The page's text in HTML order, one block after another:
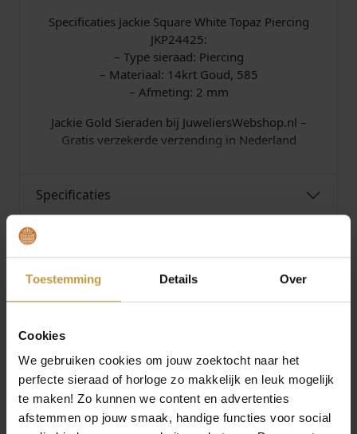
Toestemming Details Over
Cookies
We gebruiken cookies om jouw zoektocht naar het
perfecte sieraad of horloge zo makkelijk en leuk mogelijk
te maken! Zo kunnen we content en advertenties
afstemmen op jouw smaak, handige functies voor social
Specificaties Jackie Square White Topaz Piercing
JKP24425:
– Type sieraad: Piercing
– Materiaal: 14krt Goud, 585
– Afmeting: 2 mm
Jackie Gold Sieraden bij JuweliersWebshop.nl –
Gratis verzekerde verzending in Nederland
Specificaties
MEER VAN JACKIE GOLD